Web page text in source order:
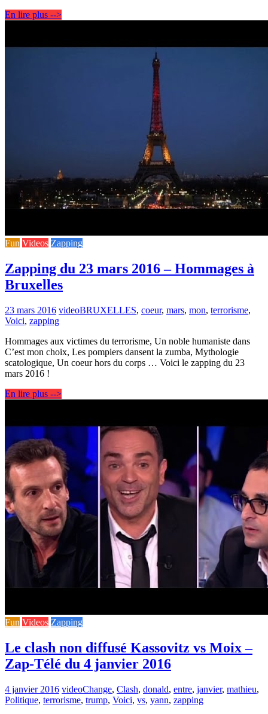
En lire plus -->
Fun Videos Zapping
Zapping du 23 mars 2016 – Hommages à
Bruxelles
23 mars 2016 videoBRUXELLES, coeur, mars, mon, terrorisme,
Voici, zapping
Hommages aux victimes du terrorisme, Un noble humaniste dans
C’est mon choix, Les pompiers dansent la zumba, Mythologie
scatologique, Un coeur hors du corps … Voici le zapping du 23
mars 2016 !
En lire plus -->
Fun Videos Zapping
Le clash non diffusé Kassovitz vs Moix –
Zap-Télé du 4 janvier 2016
4 janvier 2016 videoChange, Clash, donald, entre, janvier, mathieu,
Politique, terrorisme, trump, Voici, vs, yann, zapping